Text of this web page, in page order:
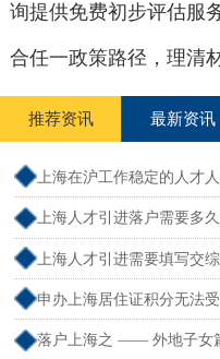
询提供免费初步评估服
合任一政策路径，理清
推荐资讯 最新资讯
上海在沪工作稳定的人才
户怎么办理）
上海人才引进落户需要多
限）
上海人才引进需要填写交
数吗）
申办上海居住证积分无法
请受理通过,等待审批）
落户上海之 —— 外地子女